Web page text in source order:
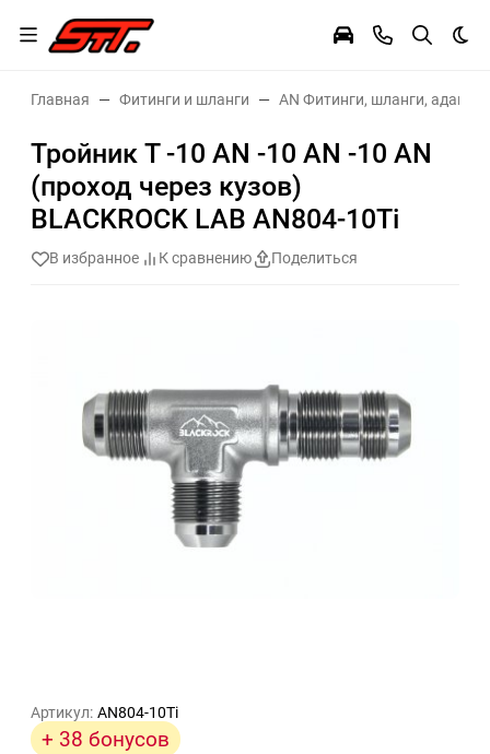
Главная Фитинги и шланги AN Фитинги, шланги,
Тройник T -10 AN -10 AN -10 AN
(проход через кузов)
BLACKROCK LAB AN804-10Ti
В избранное К сравнению Поделиться
Артикул: AN804-10Ti
+ 38 бонусов